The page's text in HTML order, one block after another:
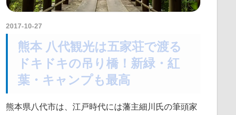
2017-10-27
熊本 八代観光は五家荘で渡る
ドキドキの吊り橋！新緑・紅
葉・キャンプも最高
熊本県八代市は、江戸時代には藩主細川氏の筆頭家